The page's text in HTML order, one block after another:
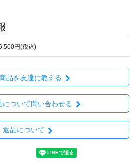
円(税込)
品を友達に教える
について問い合わせる
返品について